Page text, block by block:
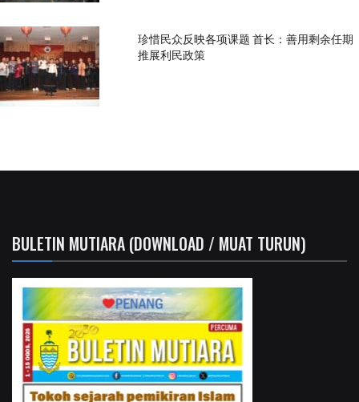
珍惜民众反映各项课题 首长：善用剩余任期
推展利民政策
BULETIN MUTIARA (DOWNLOAD / MUAT TURUN)